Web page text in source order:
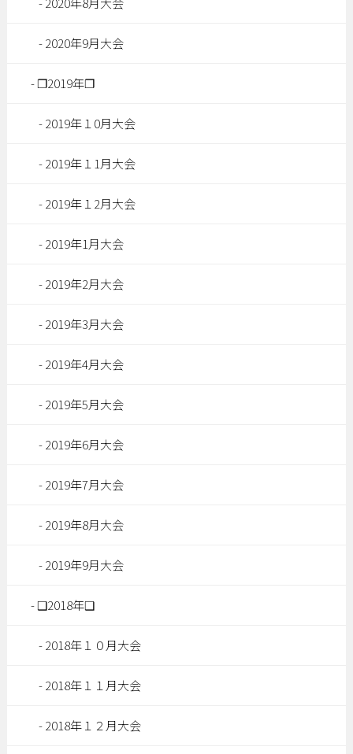
2020年9月大会
❐2019年❐
2019年１0月大会
2019年１1月大会
2019年１2月大会
2019年1月大会
2019年2月大会
2019年3月大会
2019年4月大会
2019年5月大会
2019年6月大会
2019年7月大会
2019年8月大会
2019年9月大会
❑2018年❑
2018年１０月大会
2018年１１月大会
2018年１２月大会